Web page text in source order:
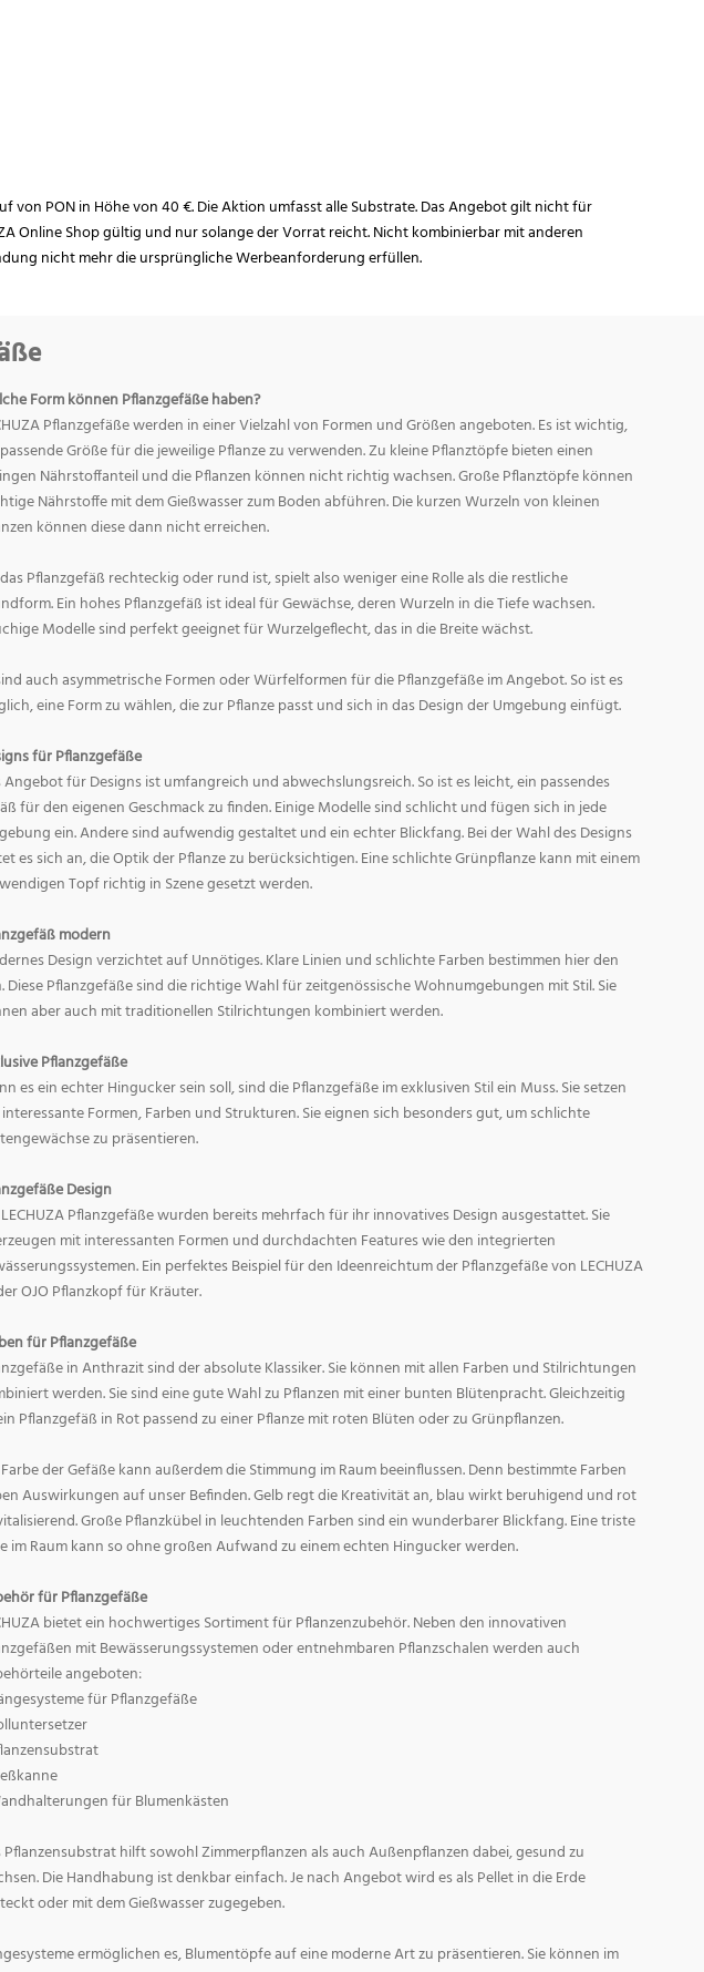
von PON in Höhe von 40 €. Die Aktion umfasst alle Substrate. Das Angebot gilt nicht für
Online Shop gültig und nur solange der Vorrat reicht. Nicht kombinierbar mit anderen
nicht mehr die ursprüngliche Werbeanforderung erfüllen.
Form können Pflanzgefäße haben?
Pflanzgefäße werden in einer Vielzahl von Formen und Größen angeboten. Es ist wichtig,
Größe für die jeweilige Pflanze zu verwenden. Zu kleine Pflanztöpfe bieten einen
Nährstoffanteil und die Pflanzen können nicht richtig wachsen. Große Pflanztöpfe können
Nährstoffe mit dem Gießwasser zum Boden abführen. Die kurzen Wurzeln von kleinen
können diese dann nicht erreichen.
Pflanzgefäß rechteckig oder rund ist, spielt also weniger eine Rolle als die restliche
Ein hohes Pflanzgefäß ist ideal für Gewächse, deren Wurzeln in die Tiefe wachsen.
Modelle sind perfekt geeignet für Wurzelgeflecht, das in die Breite wächst.
auch asymmetrische Formen oder Würfelformen für die Pflanzgefäße im Angebot. So ist es
eine Form zu wählen, die zur Pflanze passt und sich in das Design der Umgebung einfügt.
für Pflanzgefäße
Angebot für Designs ist umfangreich und abwechslungsreich. So ist es leicht, ein passendes
für den eigenen Geschmack zu finden. Einige Modelle sind schlicht und fügen sich in jede
ein. Andere sind aufwendig gestaltet und ein echter Blickfang. Bei der Wahl des Designs
es sich an, die Optik der Pflanze zu berücksichtigen. Eine schlichte Grünpflanze kann mit einem
Topf richtig in Szene gesetzt werden.
modern
Design verzichtet auf Unnötiges. Klare Linien und schlichte Farben bestimmen hier den
Diese Pflanzgefäße sind die richtige Wahl für zeitgenössische Wohnumgebungen mit Stil. Sie
aber auch mit traditionellen Stilrichtungen kombiniert werden.
Pflanzgefäße
es ein echter Hingucker sein soll, sind die Pflanzgefäße im exklusiven Stil ein Muss. Sie setzen
Formen, Farben und Strukturen. Sie eignen sich besonders gut, um schlichte
zu präsentieren.
Design
Pflanzgefäße wurden bereits mehrfach für ihr innovatives Design ausgestattet. Sie
mit interessanten Formen und durchdachten Features wie den integrierten
Ein perfektes Beispiel für den Ideenreichtum der Pflanzgefäße von LECHUZA
OJO Pflanzkopf für Kräuter.
für Pflanzgefäße
in Anthrazit sind der absolute Klassiker. Sie können mit allen Farben und Stilrichtungen
werden. Sie sind eine gute Wahl zu Pflanzen mit einer bunten Blütenpracht. Gleichzeitig
Pflanzgefäß in Rot passend zu einer Pflanze mit roten Blüten oder zu Grünpflanzen.
der Gefäße kann außerdem die Stimmung im Raum beeinflussen. Denn bestimmte Farben
Auswirkungen auf unser Befinden. Gelb regt die Kreativität an, blau wirkt beruhigend und rot
Große Pflanzkübel in leuchtenden Farben sind ein wunderbarer Blickfang. Eine triste
im Raum kann so ohne großen Aufwand zu einem echten Hingucker werden.
für Pflanzgefäße
bietet ein hochwertiges Sortiment für Pflanzenzubehör. Neben den innovativen
mit Bewässerungssystemen oder entnehmbaren Pflanzschalen werden auch
angeboten:
für Pflanzgefäße
für Blumenkästen
Pflanzensubstrat hilft sowohl Zimmerpflanzen als auch Außenpflanzen dabei, gesund zu
Die Handhabung ist denkbar einfach. Je nach Angebot wird es als Pellet in die Erde
oder mit dem Gießwasser zugegeben.
ermöglichen es, Blumentöpfe auf eine moderne Art zu präsentieren. Sie können im